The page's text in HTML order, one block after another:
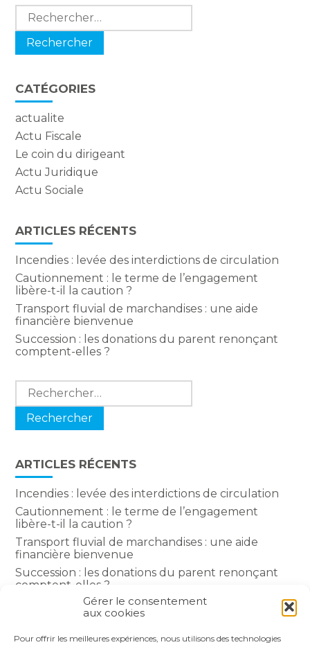
Gérer le consentement
aux cookies
Pour offrir les meilleures expériences, nous utilisons des technologies
Rechercher :
CATÉGORIES
actualite
Actu Fiscale
Le coin du dirigeant
Actu Juridique
Actu Sociale
ARTICLES RÉCENTS
Incendies : levée des interdictions de circulation
Cautionnement : le terme de l’engagement
libère-t-il la caution ?
Transport fluvial de marchandises : une aide
financière bienvenue
Succession : les donations du parent renonçant
comptent-elles ?
Rechercher :
ARTICLES RÉCENTS
Incendies : levée des interdictions de circulation
Cautionnement : le terme de l’engagement
libère-t-il la caution ?
Transport fluvial de marchandises : une aide
financière bienvenue
Succession : les donations du parent renonçant
comptent-elles ?
Encadrement des loyers : une année de plus
COMMENTAIRES RÉCENTS